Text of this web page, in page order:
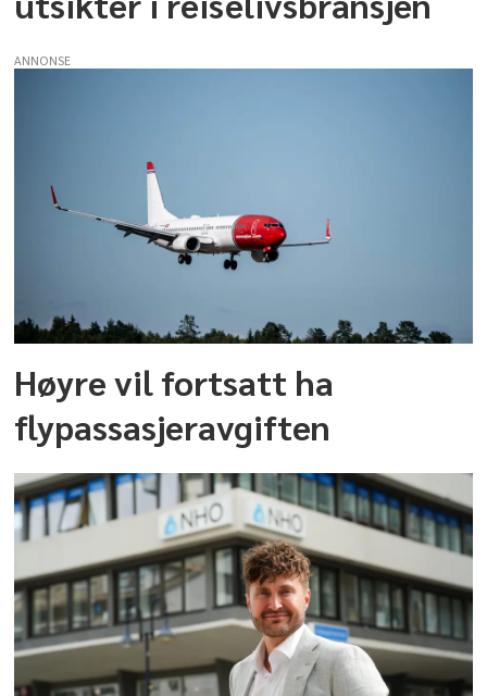
ANNONSE
Høyre vil fortsatt ha
flypassasjeravgiften